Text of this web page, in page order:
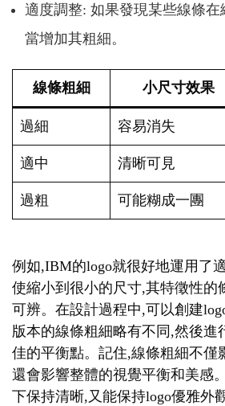
適度調整: 如果發現某些線條在
當增加其粗細。
線條粗細 小尺寸效果
過細 容易消失
適中 清晰可見
過粗 可能糊成一團
例如,IBM的logo就很好地運用了
使縮小到很小的尺寸,其特徵性的
可辨。在設計過程中,可以創建
版本的線條粗細略有不同,然後進
佳的平衡點。記住,線條粗細不僅
還會影響整體的視覺平衡和美感
下保持清晰,又能保持logo優雅外